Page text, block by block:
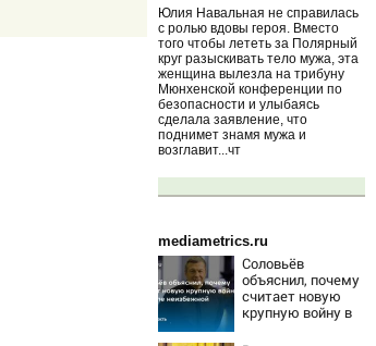
Юлия Навальная не справилась
с ролью вдовы героя. Вместо
того чтобы лететь за Полярный
круг разыскивать тело мужа, эта
женщина вылезла на трибуну
Мюнхенской конференции по
безопасности и улыбаясь
сделала заявление, что
поднимет знамя мужа и
возглавит...чт
mediametrics.ru
Соловьёв
объяснил, почему
считает новую
крупную войну в